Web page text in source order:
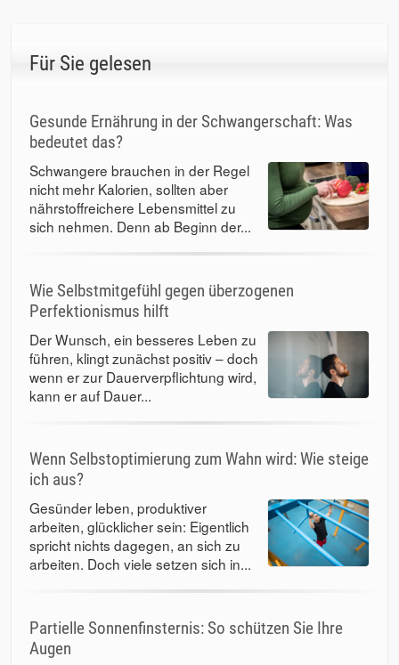
Für Sie gelesen
Gesunde Ernährung in der Schwangerschaft: Was
bedeutet das?
Schwangere brauchen in der Regel
nicht mehr Kalorien, sollten aber
nährstoffreichere Lebensmittel zu
sich nehmen. Denn ab Beginn der...
Wie Selbstmitgefühl gegen überzogenen
Perfektionismus hilft
Der Wunsch, ein besseres Leben zu
führen, klingt zunächst positiv – doch
wenn er zur Dauerverpflichtung wird,
kann er auf Dauer...
Wenn Selbstoptimierung zum Wahn wird: Wie steige
ich aus?
Gesünder leben, produktiver
arbeiten, glücklicher sein: Eigentlich
spricht nichts dagegen, an sich zu
arbeiten. Doch viele setzen sich in...
Partielle Sonnenfinsternis: So schützen Sie Ihre
Augen